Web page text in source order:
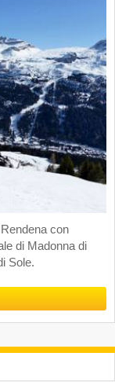
con
di Madonna di
Sole.